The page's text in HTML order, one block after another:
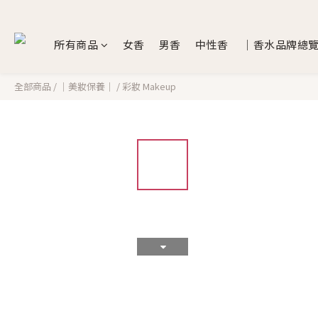
所有商品 女香 男香 中性香 ｜香水品牌總
全部商品 / ｜美妝保養｜ / 彩妝 Makeup